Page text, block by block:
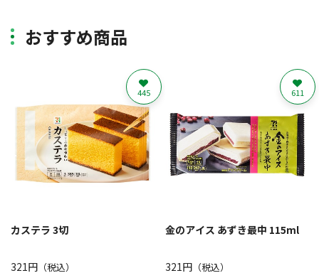
おすすめ商品
カステラ 3切
321円 （税込）
445
金のアイス あずき最中 115ml
321円（税込）
611